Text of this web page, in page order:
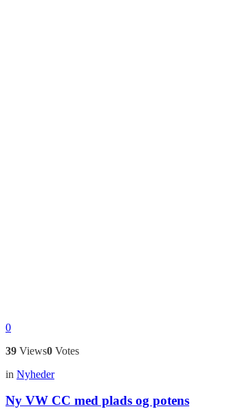
0
39 Views0 Votes
in Nyheder
Ny VW CC med plads og potens